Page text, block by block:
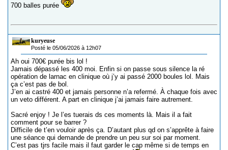
700 balles purée
kuryeuse
Posté le 05/06/2026 à 12h07
Ah oui 700€ purée bis lol !
Jamais dépassé les 400 moi. Enfin si on passe sous silence la ré
opération de larnac en clinique où j’y ai passé 2000 boules lol. Mais
ça c’est pas de bol.
J’en ai castré 400 et jamais personne n’a refermé. À chaque fois avec
un veto différent. A part en clinique j’ai jamais faire autrement.
Sacré enjoy ! Je l’es tuerais ds ces moments là. Mais il a fait
comment pour se barrer ?
Difficile de t’en vouloir après ça. D’autant plus qd on s’apprête à faire
une séance qui demande de prendre un peu sur soi par moment.
C’est pas tjrs facile mais il faut garder le cap même si de temps en